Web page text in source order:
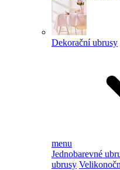
Dekorační ubrusy
menu
Jednobarevné
ubrusy